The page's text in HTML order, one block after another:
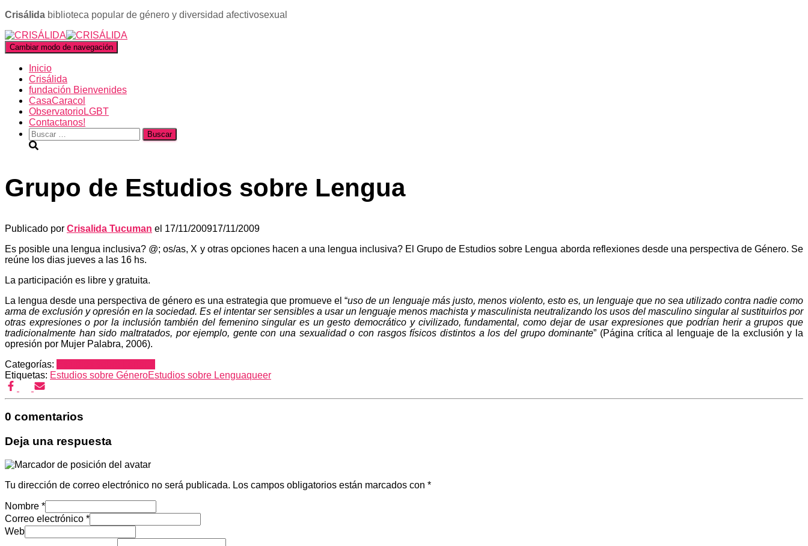
Crisálida biblioteca popular de género y diversidad afectivosexual
Cambiar modo de navegación
Inicio
Crisálida
fundación Bienvenides
CasaCaracol
ObservatorioLGBT
Contactanos!
Buscar:
Grupo de Estudios sobre Lengua
Publicado por Crisalida Tucuman el 17/11/200917/11/2009
Es posible una lengua inclusiva? @; os/as, X y otras opciones hacen a una lengua inclusiva? El Grupo de Estudios sobre Lengua aborda reflexiones desde una perspectiva de Género. Se
reúne los dias jueves a las 16 hs.
La participación es libre y gratuita.
La lengua desde una perspectiva de género es una estrategia que promueve el “uso de un lenguaje más justo, menos violento, esto es, un lenguaje que no sea utilizado contra nadie como
arma de exclusión y opresión en la sociedad. Es el intentar ser sensibles a usar un lenguaje menos machista y masculinista neutralizando los usos del masculino singular al sustituirlos por
otras expresiones o por la inclusión también del femenino singular es un gesto democrático y civilizado, fundamental, como dejar de usar expresiones que podrían herir a grupos que
tradicionalmente han sido maltratados, por ejemplo, gente con una sexualidad o con rasgos físicos distintos a los del grupo dominante” (Página crítica al lenguaje de la exclusión y la
opresión por Mujer Palabra, 2006).
Categorías:
Etiquetas: Estudios sobre GéneroEstudios sobre Lenguaqueer
0 comentarios
Deja una respuesta
Tu dirección de correo electrónico no será publicada. Los campos obligatorios están marcados con *
Nombre *
Correo electrónico *
Web